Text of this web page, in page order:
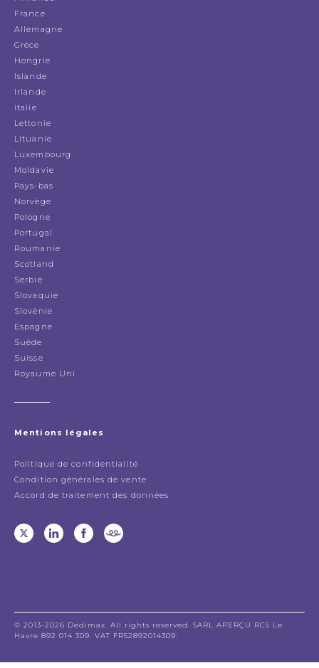
France
Allemagne
Grèce
Hongrie
Islande
Irlande
italie
Lettonie
Lituanie
Luxembourg
Moldavie
Pays-bas
Norvège
Pologne
Portugal
Roumanie
Scotland
Serbie
Slovaquie
Slovénie
Espagne
Suède
Suisse
Royaume Uni
Mentions légales
Politique de confidentialité
Condition générales de vente
Accord de traitement des données
© 2013-2026 Dedimax. All rights reserved. SARL APERÇU RCS Le
Havre 892 014 309. VAT FR52892014309.